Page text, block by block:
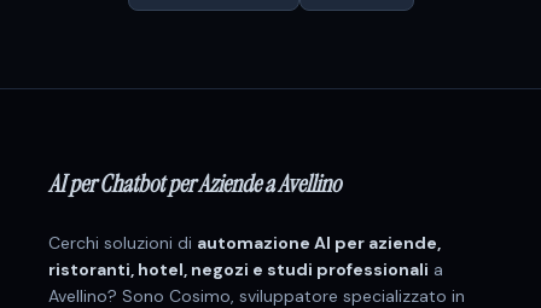
AI per Chatbot per Aziende a Avellino
Cerchi soluzioni di automazione AI per aziende,
ristoranti, hotel, negozi e studi professionali a
Avellino? Sono Cosimo, sviluppatore specializzato in